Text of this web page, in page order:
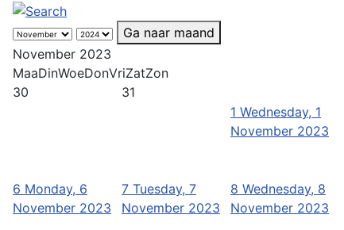
Ga naar maand
November 2023
MaaDinWoeDonVriZatZon
30
31
1 Wednesday, 1
November 2023
6 Monday, 6
November 2023
7 Tuesday, 7
November 2023
8 Wednesday, 8
November 2023